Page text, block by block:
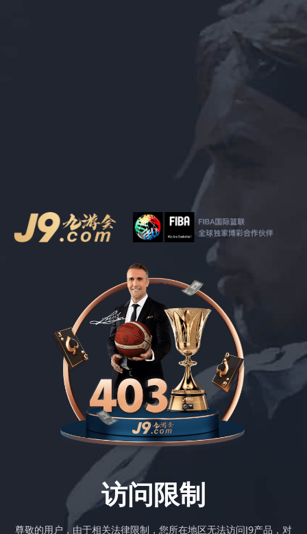
访问限制
尊敬的用户，由于相关法律限制，您所在地区无法访问J9产品，对